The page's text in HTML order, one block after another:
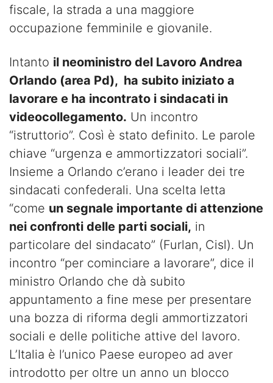
fiscale, la strada a una maggiore
occupazione femminile e giovanile.
Intanto il neoministro del Lavoro Andrea
Orlando (area Pd), ha subito iniziato a
lavorare e ha incontrato i sindacati in
videocollegamento. Un incontro
“istruttorio”. Così è stato definito. Le parole
chiave “urgenza e ammortizzatori sociali”.
Insieme a Orlando c’erano i leader dei tre
sindacati confederali. Una scelta letta
“come un segnale importante di attenzione
nei confronti delle parti sociali, in
particolare del sindacato” (Furlan, Cisl). Un
incontro “per cominciare a lavorare”, dice il
ministro Orlando che dà subito
appuntamento a fine mese per presentare
una bozza di riforma degli ammortizzatori
sociali e delle politiche attive del lavoro.
L’Italia è l’unico Paese europeo ad aver
introdotto per oltre un anno un blocco